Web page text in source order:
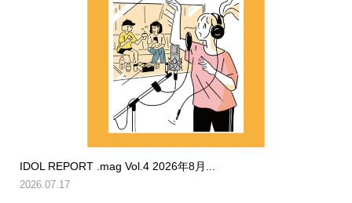
IDOL REPORT .mag Vol.4 2026年8月...
2026.07.17